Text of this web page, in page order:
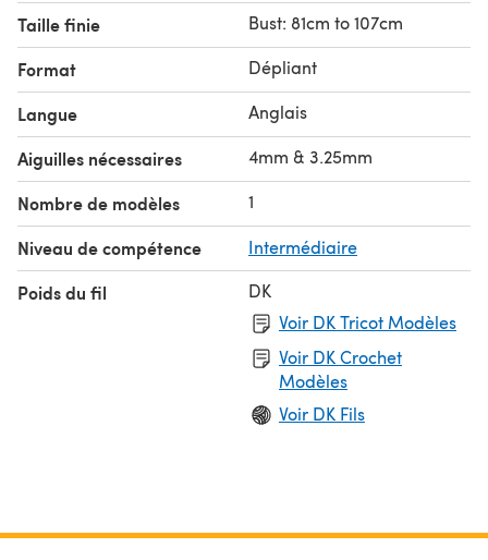
Taille finie Bust: 81cm to 107cm
Format Dépliant
Langue Anglais
Aiguilles nécessaires 4mm & 3.25mm
Nombre de modèles 1
Niveau de compétence Intermédiaire
Poids du fil
DK
Voir DK Tricot Modèles
Voir DK Crochet
Modèles
Voir DK Fils